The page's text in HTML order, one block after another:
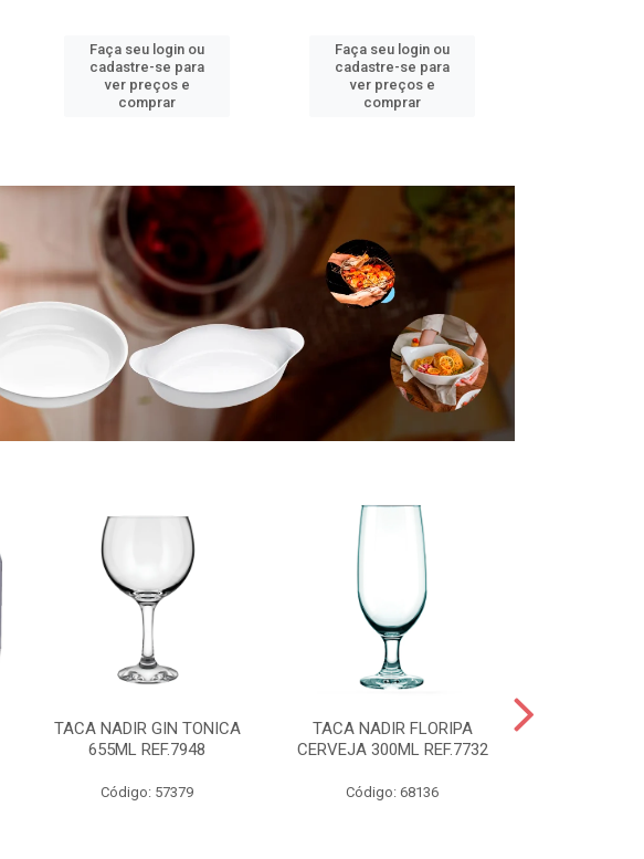
Faça seu login ou
cadastre-se para
ver preços e
comprar
Faça seu login ou
cadastre-se para
ver preços e
comprar
TACA NADIR GIN TONICA
655ML REF.7948
Código: 57379
TACA NADIR FLORIPA
CERVEJA 300ML REF.7732
Código: 68136